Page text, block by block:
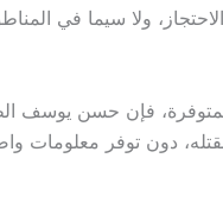
الاحتجاز، ولا سيما في
فإن حسن يوسف
دون توفر معلومات